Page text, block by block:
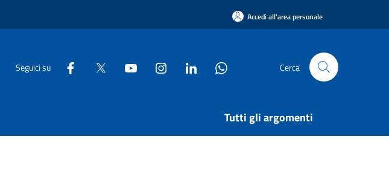
Accedi all'area personale
Seguici su Cerca
Tutti gli argomenti